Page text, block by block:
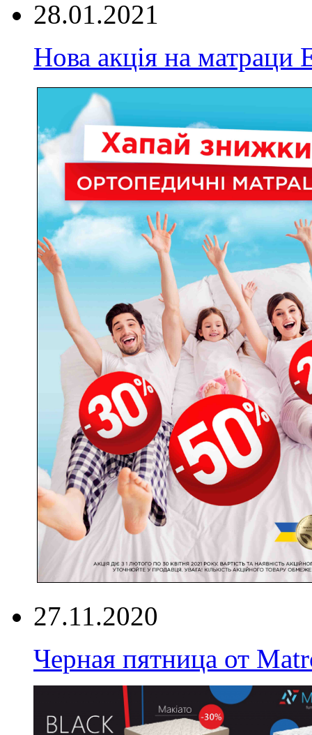
28.01.2021
Нова акція на
27.11.2020
Черная пятница от